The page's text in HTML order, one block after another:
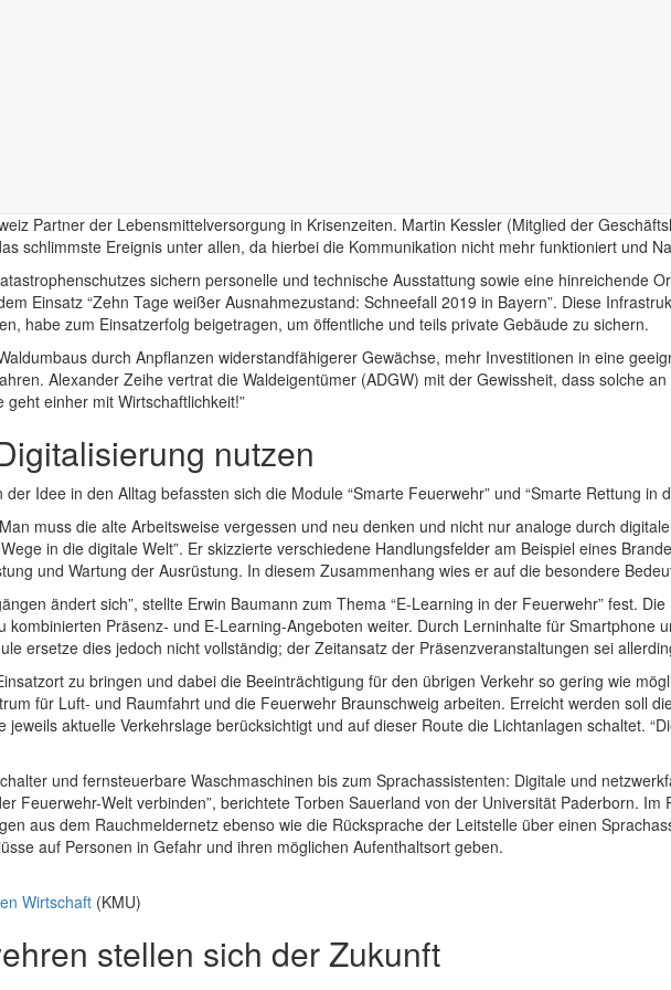
in seinem Vortrag zum “Feuerwehr-Wetterbericht 2040” aus, dass die aktuellen
Gase in die Atmosphäre entlässt, kommt es zwingend zu einer Klimaveränderung
Partner der Lebensmittelversorgung in Krisenzeiten. Martin Kessler (Mitglied der
schlimmste Ereignis unter allen, da hierbei die Kommunikation nicht mehr funktioniert und
sichern personelle und technische Ausstattung sowie eine hinreichende
Einsatz “Zehn Tage weißer Ausnahmezustand: Schneefall 2019 in Bayern”. Diese
habe zum Einsatzerfolg beigetragen, um öffentliche und teils private Gebäude zu sichern.
durch Anpflanzen widerstandfähigerer Gewächse, mehr Investitionen in eine
Alexander Zeihe vertrat die Waldeigentümer (ADGW) mit der Gewissheit, dass solche
einher mit Wirtschaftlichkeit!”
nutzen
Idee in den Alltag befassten sich die Module “Smarte Feuerwehr” und “Smarte Rettung in
muss die alte Arbeitsweise vergessen und neu denken und nicht nur analoge durch
in die digitale Welt”. Er skizzierte verschiedene Handlungsfelder am Beispiel eines
und Wartung der Ausrüstung. In diesem Zusammenhang wies er auf die besondere
ändert sich”, stellte Erwin Baumann zum Thema “E-Learning in der Feuerwehr” fest.
Präsenz- und E-Learning-Angeboten weiter. Durch Lerninhalte für Smartphone
ersetze dies jedoch nicht vollständig; der Zeitansatz der Präsenzveranstaltungen sei
zu bringen und dabei die Beeinträchtigung für den übrigen Verkehr so gering wie
für Luft- und Raumfahrt und die Feuerwehr Braunschweig arbeiten. Erreicht werden soll
aktuelle Verkehrslage berücksichtigt und auf dieser Route die Lichtanlagen schaltet.
und fernsteuerbare Waschmaschinen bis zum Sprachassistenten: Digitale und
Feuerwehr-Welt verbinden”, berichtete Torben Sauerland von der Universität Paderborn.
aus dem Rauchmeldernetz ebenso wie die Rücksprache der Leitstelle über einen
auf Personen in Gefahr und ihren möglichen Aufenthaltsort geben.
Wirtschaft (KMU)
stellen sich der Zukunft